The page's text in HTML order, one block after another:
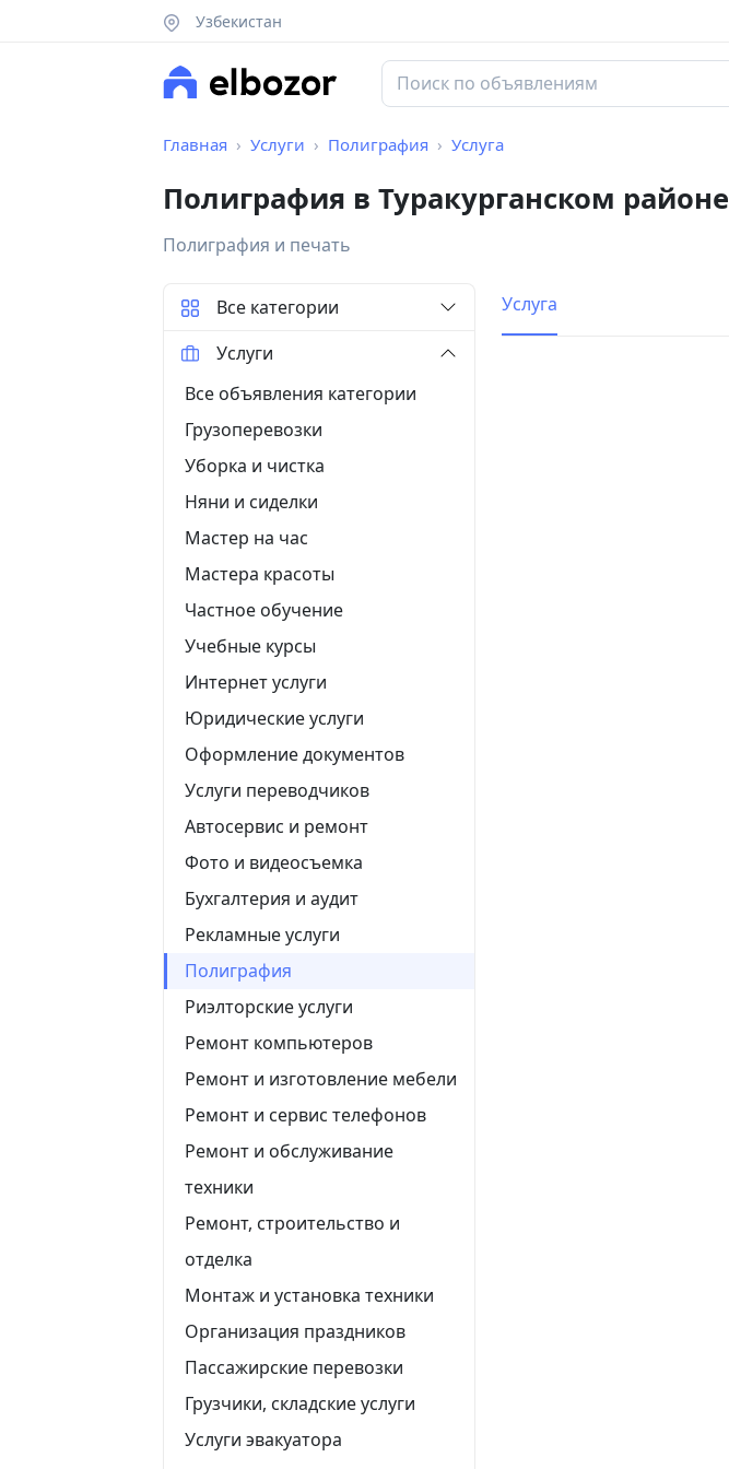
Узбекистан
Главная Услуги Полиграфия Услуга
Полиграфия в Туракурганском районе
Полиграфия и печать
Услуга
Все категории
Услуги
Все объявления категории
Грузоперевозки
Уборка и чистка
Няни и сиделки
Мастер на час
Мастера красоты
Частное обучение
Учебные курсы
Интернет услуги
Юридические услуги
Оформление документов
Услуги переводчиков
Автосервис и ремонт
Фото и видеосъемка
Бухгалтерия и аудит
Рекламные услуги
Полиграфия
Риэлторские услуги
Ремонт компьютеров
Ремонт и изготовление мебели
Ремонт и сервис телефонов
Ремонт и обслуживание
техники
Ремонт, строительство и
отделка
Монтаж и установка техники
Организация праздников
Пассажирские перевозки
Грузчики, складские услуги
Услуги эвакуатора